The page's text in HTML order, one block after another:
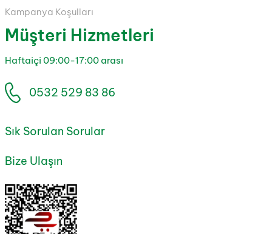
Kampanya Koşulları
Müşteri Hizmetleri
Haftaiçi 09:00-17:00 arası
0532 529 83 86
Sık Sorulan Sorular
Bize Ulaşın